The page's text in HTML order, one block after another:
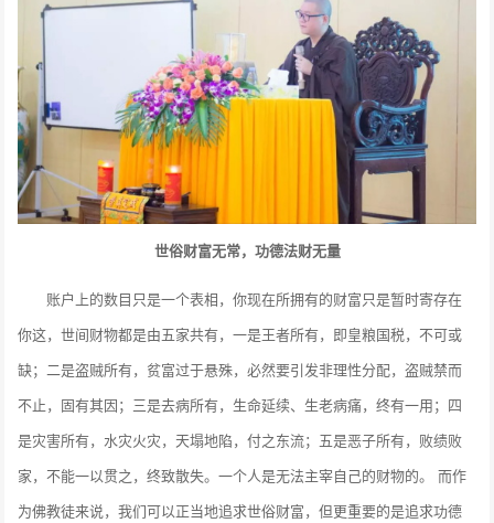
世俗财富无常，功德法财无量
账户上的数目只是一个表相，你现在所拥有的财富只是暂时寄存在
你这，世间财物都是由五家共有，一是王者所有，即皇粮国税，不可或
缺；二是盗贼所有，贫富过于悬殊，必然要引发非理性分配，盗贼禁而
不止，固有其因；三是去病所有，生命延续、生老病痛，终有一用；四
是灾害所有，水灾火灾，天塌地陷，付之东流；五是恶子所有，败绩败
家，不能一以贯之，终致散失。一个人是无法主宰自己的财物的。 而作
为佛教徒来说，我们可以正当地追求世俗财富，但更重要的是追求功德